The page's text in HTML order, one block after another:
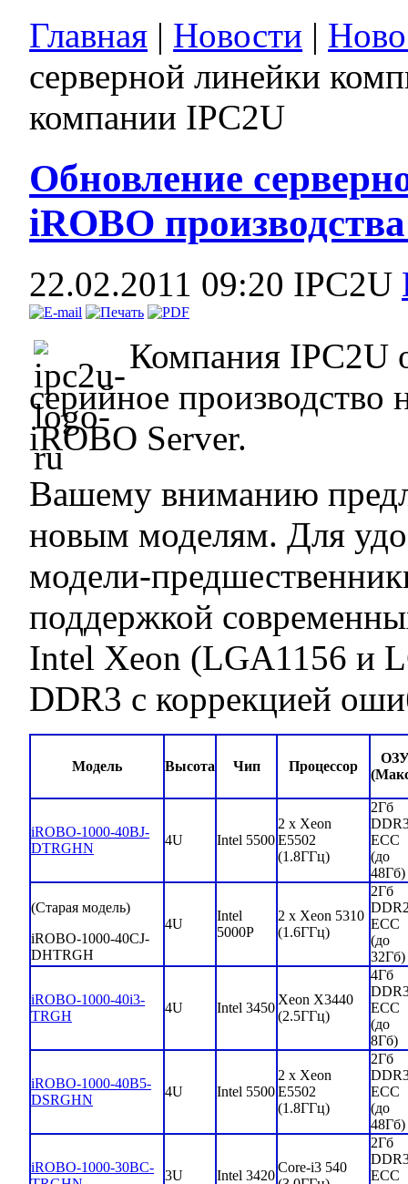
Главная | Новости |
серверной линейки
компании IPC2U
Обновление
iROBO
22.02.2011 09:20 IPC2U
Компания IPC2U
серийное производство
iROBO Server.
Вашему вниманию
новым моделям. Для
модели-
поддержкой
Intel Xeon (LGA1156 и
DDR3 с коррекцией
Модель Высота Чип Процессор
iROBO-1000-40BJ-
DTRGHN
4U Intel 5500
2 x Xeon
E5502
(1.8ГГц)
2Гб
ECC
(до
48Гб)
(Старая модель)
iROBO-1000-40CJ-
DHTRGH
4U
Intel
5000P
2 x Xeon 5310
(1.6ГГц)
2Гб
ECC
(до
32Гб)
iROBO-1000-40i3-
TRGH
4U Intel 3450
Xeon X3440
(2.5ГГц)
4Гб
ECC
(до
8Гб)
iROBO-1000-40B5-
DSRGHN
4U Intel 5500
2 x Xeon
E5502
(1.8ГГц)
2Гб
ECC
(до
48Гб)
iROBO-1000-30BC-
3U Intel 3420
Core-i3 540
2Гб
ECC